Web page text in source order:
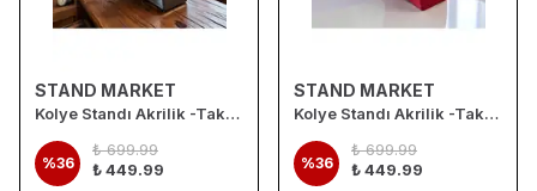
STAND MARKET
Kolye Standı Akrilik -Takı Teşhir ve Saklama Standı Antrasit Gri 2li Set
%36
₺ 699.99
₺ 449.99
STAND MARKET
Kolye Standı Akrilik -Takı Teşhir ve Saklama Standı Kırmızı 2li Set
%36
₺ 699.99
₺ 449.99